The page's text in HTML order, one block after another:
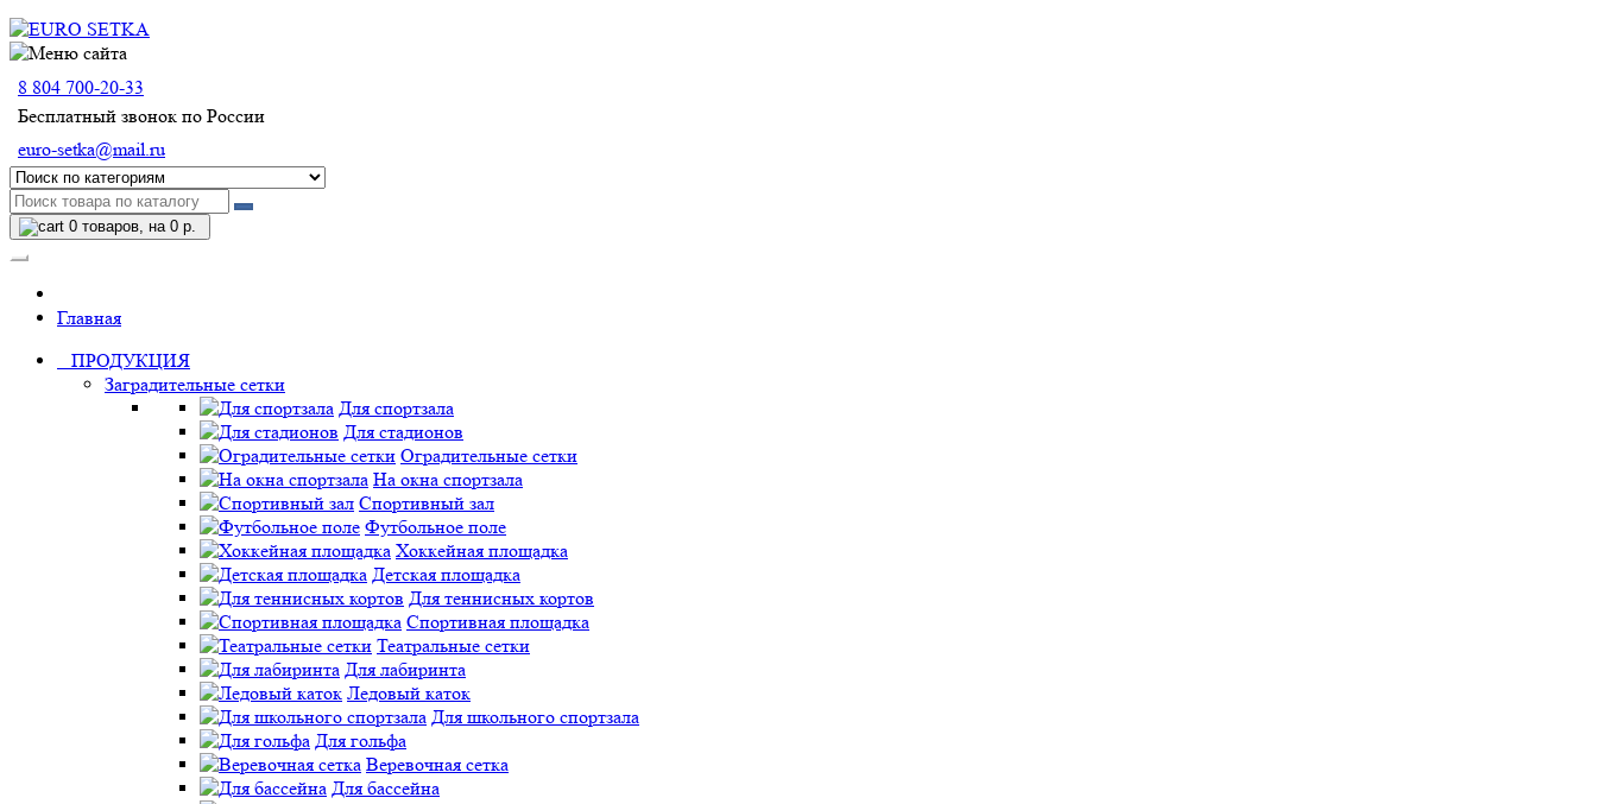
8 804 700-20-33
Бесплатный звонок по России
euro-setka@mail.ru
0 товаров, на 0 р.
Главная
ПРОДУКЦИЯ
Заградительные сетки
Для спортзала
Для стадионов
Оградительные сетки
На окна спортзала
Спортивный зал
Футбольное поле
Хоккейная площадка
Детская площадка
Для теннисных кортов
Спортивная площадка
Театральные сетки
Для лабиринта
Ледовый каток
Для школьного спортзала
Для гольфа
Веревочная сетка
Для бассейна